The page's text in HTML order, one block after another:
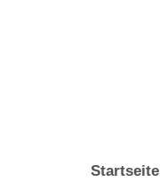
Startseite